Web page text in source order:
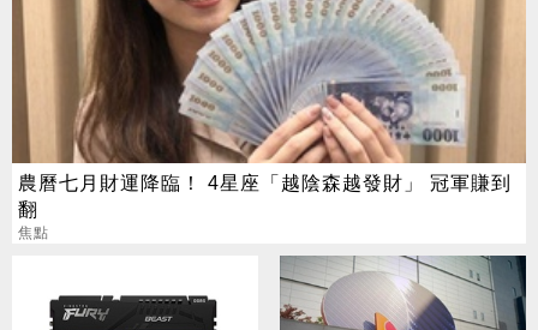
農曆七月財運降臨！ 4星座「越陰森越發財」 冠軍賺到
翻
焦點